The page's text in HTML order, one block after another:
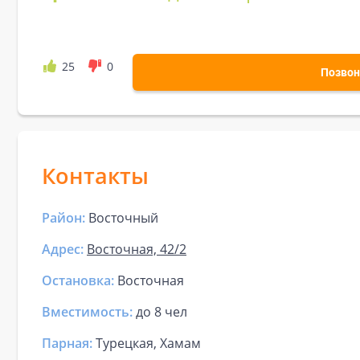
25 0
Контакты
Район: Восточный
Адрес: Восточная, 42/2
Остановка: Восточная
Вместимость:до 8 чел
Парная:Турецкая, Хамам